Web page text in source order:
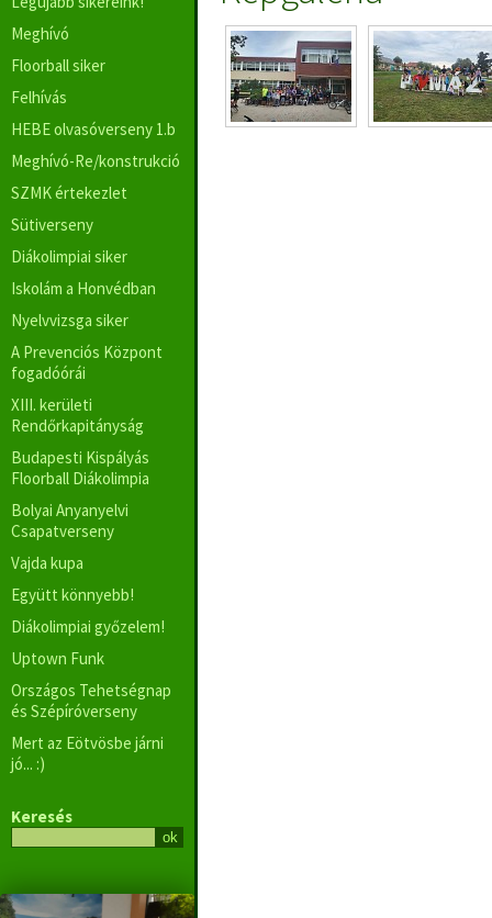
Meghívó
Floorball siker
Felhívás
HEBE olvasóverseny 1.b
Meghívó-Re/konstrukció
SZMK értekezlet
Sütiverseny
Diákolimpiai siker
Iskolám a Honvédban
Nyelvvizsga siker
A Prevenciós Központ
fogadóórái
XIII. kerületi
Rendőrkapitányság
Budapesti Kispályás
Floorball Diákolimpia
Bolyai Anyanyelvi
Csapatverseny
Vajda kupa
Együtt könnyebb!
Diákolimpiai győzelem!
Uptown Funk
Országos Tehetségnap
és Szépíróverseny
Mert az Eötvösbe járni
jó... :)
Keresés